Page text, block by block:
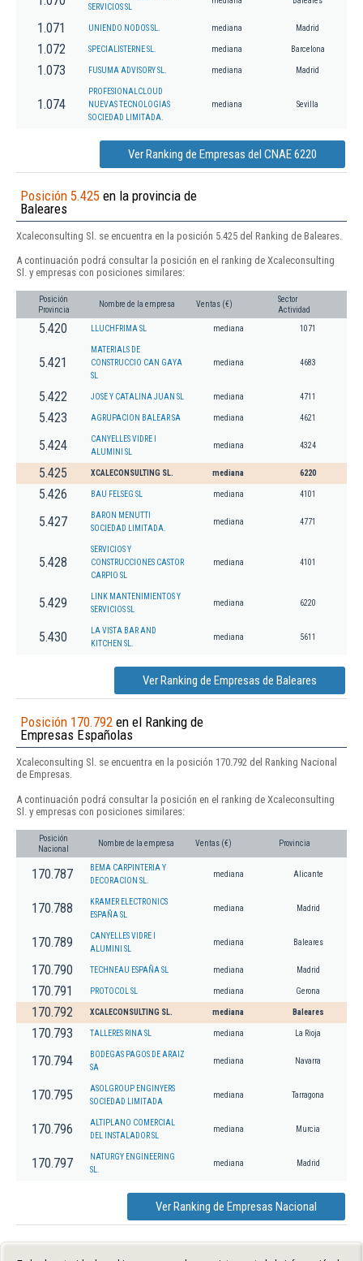
SERVICIOS SL
1.071 UNIENDO NODOS SL. mediana Madrid
1.072 SPECIALISTERNE SL. mediana Barcelona
1.073 FUSUMA ADVISORY SL. mediana Madrid
1.074
PROFESIONALCLOUD
NUEVAS TECNOLOGIAS
SOCIEDAD LIMITADA.
mediana Sevilla
Ver Ranking de Empresas del CNAE 6220
Posición 5.425 en la provincia de
Baleares
Xcaleconsulting Sl. se encuentra en la posición 5.425 del Ranking de Baleares.
A continuación podrá consultar la posición en el ranking de Xcaleconsulting
Sl. y empresas con posiciones similares:
Posición
Provincia
Nombre de la empresa Ventas (€)
Sector
Actividad
5.420 LLUCHFRIMA SL mediana 1071
5.421
MATERIALS DE
CONSTRUCCIO CAN GAYA
SL
mediana 4683
5.422 JOSE Y CATALINA JUAN SL mediana 4711
5.423 AGRUPACION BALEAR SA mediana 4621
5.424
CANYELLES VIDRE I
ALUMINI SL
mediana 4324
5.425 XCALECONSULTING SL. mediana 6220
5.426 BAU FELSEG SL mediana 4101
5.427
BARON MENUTTI
SOCIEDAD LIMITADA.
mediana 4771
5.428
SERVICIOS Y
CONSTRUCCIONES CASTOR
CARPIO SL
mediana 4101
5.429
LINK MANTENIMIENTOS Y
SERVICIOS SL
mediana 6220
5.430
LA VISTA BAR AND
KITCHEN SL.
mediana 5611
Ver Ranking de Empresas de Baleares
Posición 170.792 en el Ranking de
Empresas Españolas
Xcaleconsulting Sl. se encuentra en la posición 170.792 del Ranking Nacional
de Empresas.
A continuación podrá consultar la posición en el ranking de Xcaleconsulting
Sl. y empresas con posiciones similares:
Posición
Nacional
Nombre de la empresa Ventas (€) Provincia
170.787
BEMA CARPINTERIA Y
DECORACION SL.
mediana Alicante
170.788
KRAMER ELECTRONICS
ESPAÑA SL
mediana Madrid
170.789
CANYELLES VIDRE I
ALUMINI SL
mediana Baleares
170.790 TECHNEAU ESPAÑA SL mediana Madrid
170.791 PROTOCOL SL mediana Gerona
170.792 XCALECONSULTING SL. mediana Baleares
170.793 TALLERES RINA SL mediana La Rioja
170.794
BODEGAS PAGOS DE ARAIZ
SA
mediana Navarra
170.795
ASOLGROUP ENGINYERS
SOCIEDAD LIMITADA
mediana Tarragona
170.796
ALTIPLANO COMERCIAL
DEL INSTALADOR SL
mediana Murcia
170.797
NATURGY ENGINEERING
SL.
mediana Madrid
Ver Ranking de Empresas Nacional